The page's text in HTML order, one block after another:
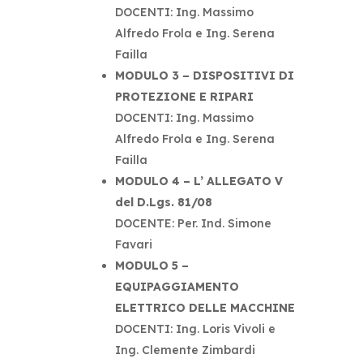
DOCENTI: Ing. Massimo
Alfredo Frola e Ing. Serena
Failla
MODULO 3 – DISPOSITIVI DI
PROTEZIONE E RIPARI
DOCENTI: Ing. Massimo
Alfredo Frola e Ing. Serena
Failla
MODULO 4 – L’ ALLEGATO V
del D.Lgs. 81/08
DOCENTE: Per. Ind. Simone
Favari
MODULO 5 –
EQUIPAGGIAMENTO
ELETTRICO DELLE MACCHINE
DOCENTI: Ing. Loris Vivoli e
Ing. Clemente Zimbardi